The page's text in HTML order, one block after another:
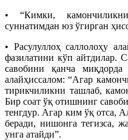
• “Кимки,
суннатимдан юз ўгирган
• Расулуллоҳ саллолоҳу
фазилатини кўп айтдилар.
савобини қанча
алайҳиссалом: “Агар
тирикчиликни ташлаб,
Бир соат ўқ отишнинг
тенгдур. Агар ким ўқ отса,
беради, нишонга тегизса,
унга атайди”.